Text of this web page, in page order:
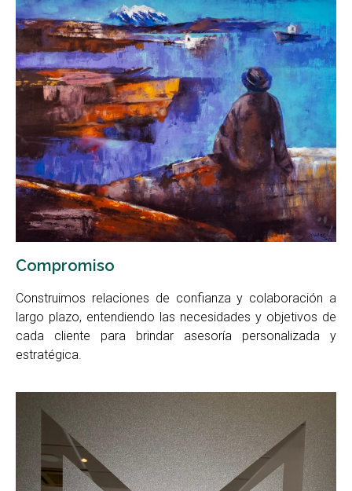
Compromiso
Construimos relaciones de confianza y colaboración a
largo plazo, entendiendo las necesidades y objetivos de
cada cliente para brindar asesoría personalizada y
estratégica.